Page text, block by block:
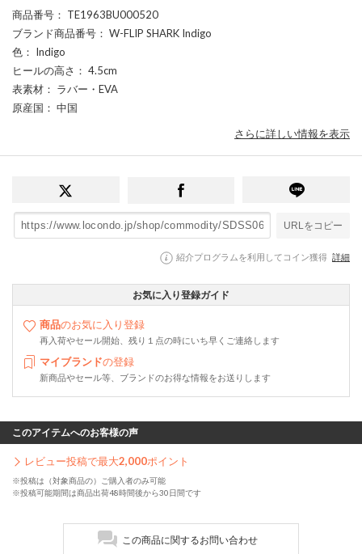
商品番号 ： TE1963BU000520
ブランド商品番号 ： W-FLIP SHARK Indigo
色 ： Indigo
ヒールの高さ ： 4.5cm
表素材 ： ラバー・EVA
原産国 ： 中国
さらに詳しい情報を表示
URLをコピー
紹介プログラムを利用してコイン獲得 詳細
お気に入り登録ガイド
商品のお気に入り登録
再入荷やセール開始、残り１点の時にいち早くご連絡します
マイブランドの登録
新商品やセール等、ブランドのお得な情報をお送りします
このアイテムへのお客様の声
レビュー投稿で最大2,000ポイント
※投稿は（対象商品の）ご購入者のみ可能
※投稿可能期間は商品出荷48時間後から30日間です
この商品に関するお問い合わせ